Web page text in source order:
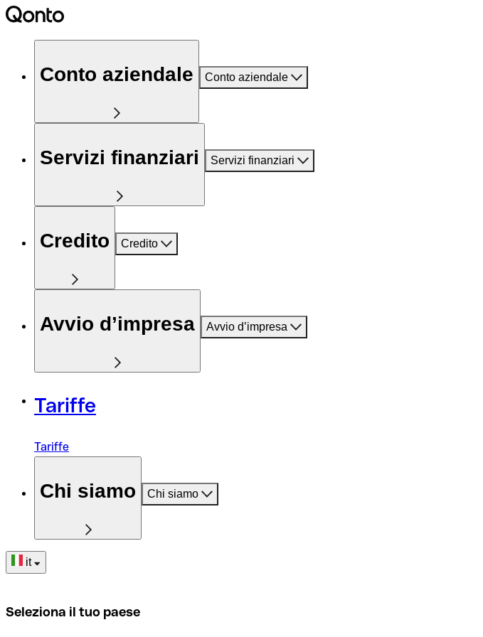
Conto aziendale Conto aziendale
Servizi finanziari Servizi finanziari
Credito Credito
Avvio d’impresa Avvio d’impresa
Tariffe
Tariffe
Chi siamo Chi siamo
it
Seleziona il tuo paese